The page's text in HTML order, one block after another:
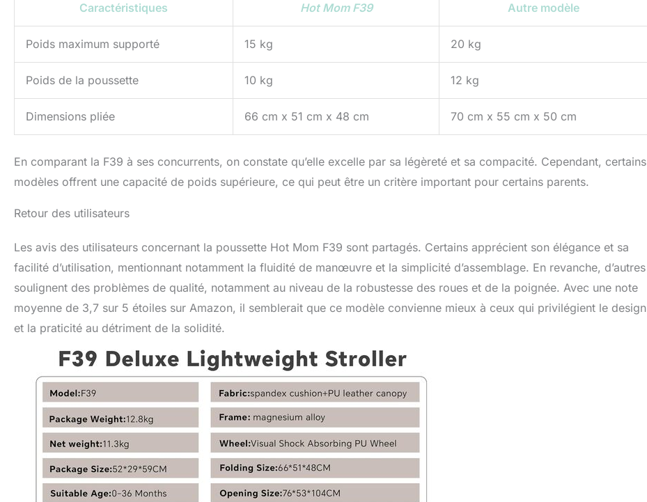
Caractéristiques Hot Mom F39 Autre modèle
Poids maximum supporté 15 kg 20 kg
Poids de la poussette 10 kg 12 kg
Dimensions pliée 66 cm x 51 cm x 48 cm 70 cm x 55 cm x 50 cm
En comparant la F39 à ses concurrents, on constate qu’elle excelle par sa légèreté et sa compacité. Cependant, certains
modèles offrent une capacité de poids supérieure, ce qui peut être un critère important pour certains parents.
Retour des utilisateurs
Les avis des utilisateurs concernant la poussette Hot Mom F39 sont partagés. Certains apprécient son élégance et sa
facilité d’utilisation, mentionnant notamment la fluidité de manœuvre et la simplicité d’assemblage. En revanche, d’autres
soulignent des problèmes de qualité, notamment au niveau de la robustesse des roues et de la poignée. Avec une note
moyenne de 3,7 sur 5 étoiles sur Amazon, il semblerait que ce modèle convienne mieux à ceux qui privilégient le design
et la praticité au détriment de la solidité.